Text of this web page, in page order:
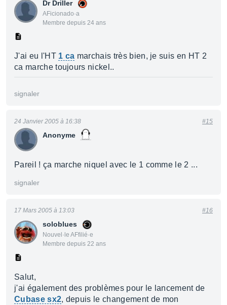
Dr Driller
AFicionado·a
Membre depuis 24 ans
J'ai eu l'HT 1 ca marchais très bien, je suis en HT 2
ca marche toujours nickel..
signaler
Anonyme
24 Janvier 2005 à 16:38 #15
Pareil ! ça marche niquel avec le 1 comme le 2 ...
signaler
soloblues
Nouvel·le AFfilié·e
Membre depuis 22 ans
17 Mars 2005 à 13:03 #16
Salut,
j'ai également des problèmes pour le lancement de
Cubase sx2, depuis le changement de mon